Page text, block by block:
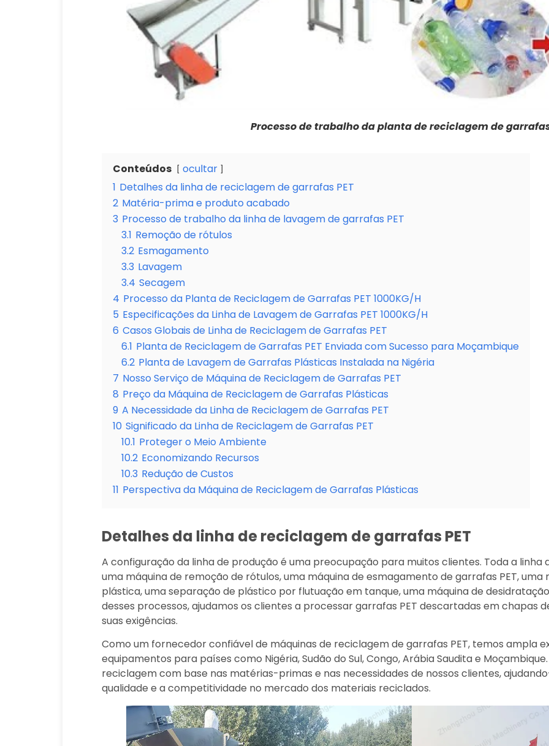
Processo de trabalho da planta de reciclagem de garrafas
Conteúdos
ocultar
1 Detalhes da linha de reciclagem de garrafas PET
2 Matéria-prima e produto acabado
3 Processo de trabalho da linha de lavagem de garrafas PET
3.1 Remoção de rótulos
3.2 Esmagamento
3.3 Lavagem
3.4 Secagem
4 Processo da Planta de Reciclagem de Garrafas PET 1000KG/H
5 Especificações da Linha de Lavagem de Garrafas PET 1000KG/H
6 Casos Globais de Linha de Reciclagem de Garrafas PET
6.1 Planta de Reciclagem de Garrafas PET Enviada com Sucesso para Moçambique
6.2 Planta de Lavagem de Garrafas Plásticas Instalada na Nigéria
7 Nosso Serviço de Máquina de Reciclagem de Garrafas PET
8 Preço da Máquina de Reciclagem de Garrafas Plásticas
9 A Necessidade da Linha de Reciclagem de Garrafas PET
10 Significado da Linha de Reciclagem de Garrafas PET
10.1 Proteger o Meio Ambiente
10.2 Economizando Recursos
10.3 Redução de Custos
11 Perspectiva da Máquina de Reciclagem de Garrafas Plásticas
Detalhes da linha de reciclagem de garrafas PET
A configuração da linha de produção é uma preocupação para muitos clientes. Toda a linha
uma máquina de remoção de rótulos, uma máquina de esmagamento de garrafas PET,
plástica, uma separação de plástico por flutuação em tanque, uma máquina de
desses processos, ajudamos os clientes a processar garrafas PET descartadas em chapas
suas exigências.
Como um fornecedor confiável de máquinas de reciclagem de garrafas PET, temos ampla
equipamentos para países como Nigéria, Sudão do Sul, Congo, Arábia Saudita e
reciclagem com base nas matérias-primas e nas necessidades de nossos clientes,
qualidade e a competitividade no mercado dos materiais reciclados.